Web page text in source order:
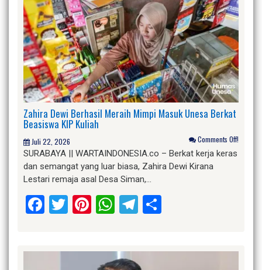
Zahira Dewi Berhasil Meraih Mimpi Masuk Unesa Berkat
Beasiswa KIP Kuliah
Juli 22, 2026 Comments Off!
SURABAYA || WARTAINDONESIA.co – Berkat kerja keras
dan semangat yang luar biasa, Zahira Dewi Kirana
Lestari remaja asal Desa Siman,…
Facebook
Twitter
Pinterest
WhatsApp
Telegram